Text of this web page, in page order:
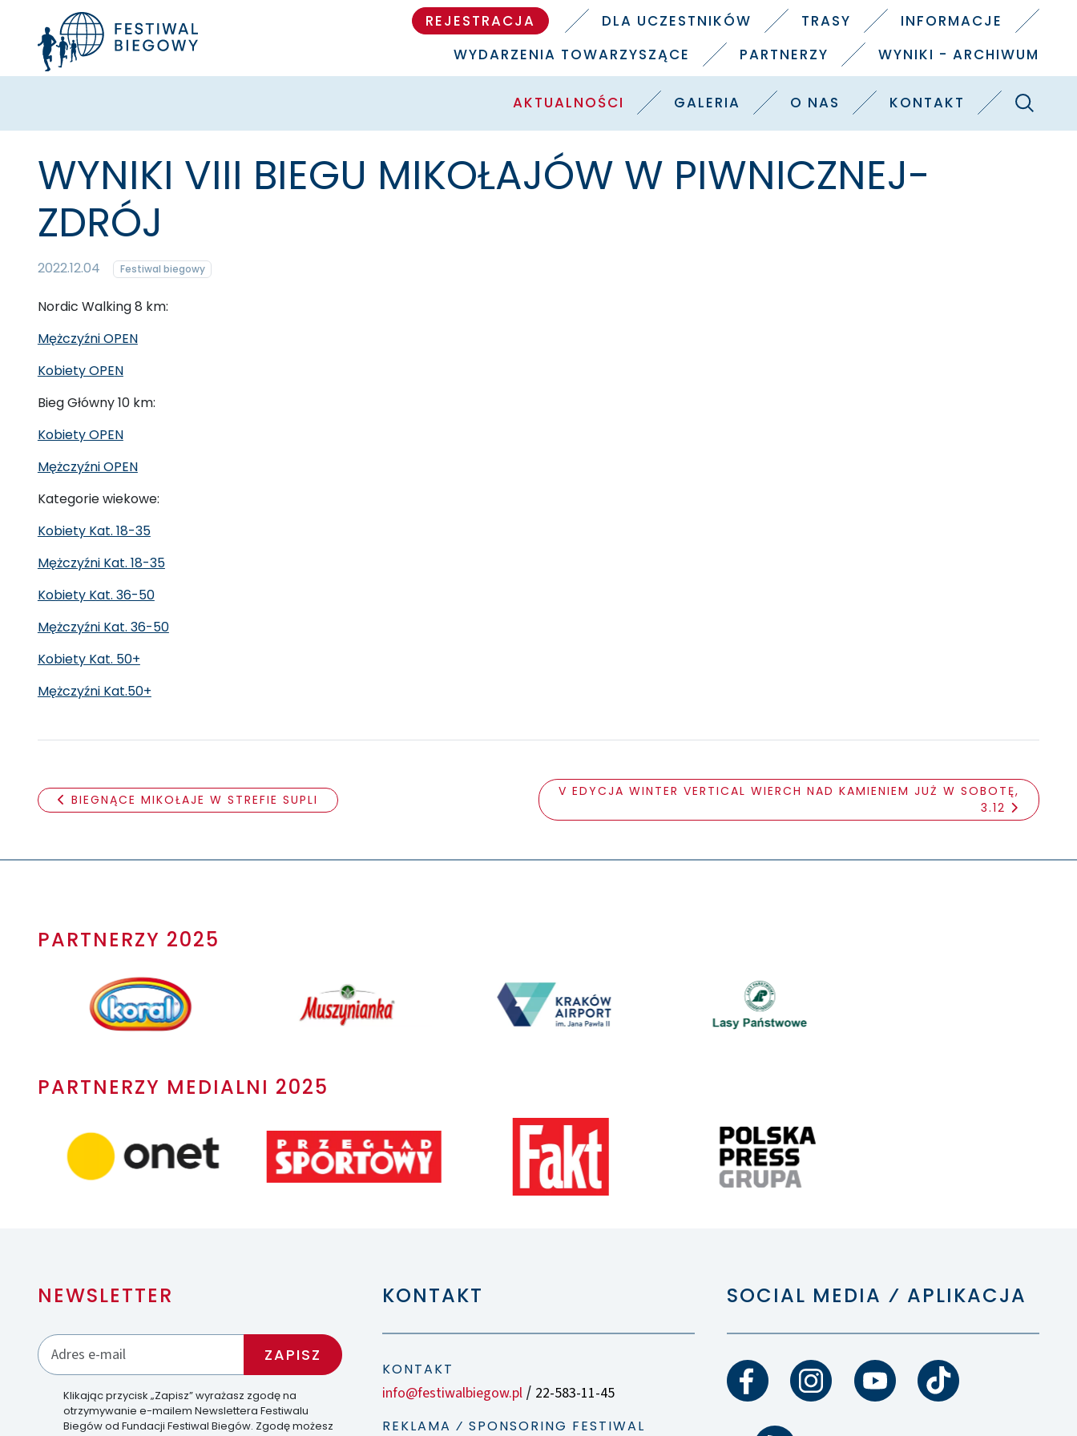
REJESTRACJA DLA UCZESTNIKÓW TRASY
INFORMACJE
WYDARZENIA TOWARZYSZĄCE
PARTNERZY WYNIKI - ARCHIWUM
AKTUALNOŚCI GALERIA O NAS KONTAKT Szukaj
WYNIKI VIII BIEGU MIKOŁAJÓW W PIWNICZNEJ-
ZDRÓJ
2022.12.04 Festiwal biegowy
Nordic Walking 8 km:
Mężczyźni OPEN
Kobiety OPEN
Bieg Główny 10 km:
Kobiety OPEN
Mężczyźni OPEN
Kategorie wiekowe:
Kobiety Kat. 18-35
Mężczyźni Kat. 18-35
Kobiety Kat. 36-50
Mężczyźni Kat. 36-50
Kobiety Kat. 50+
Mężczyźni Kat.50+
BIEGNĄCE MIKOŁAJE W STREFIE SUPLI
V EDYCJA WINTER VERTICAL WIERCH NAD KAMIENIEM JUŻ W SOBOTĘ,
3.12
PARTNERZY 2025
PARTNERZY MEDIALNI 2025
NEWSLETTER
Klikając przycisk „Zapisz” wyrażasz zgodę na
otrzymywanie e-mailem Newslettera Festiwalu
Biegów od Fundacji Festiwal Biegów. Zgodę możesz
KONTAKT
KONTAKT
info@festiwalbiegow.pl/ 22-583-11-45
REKLAMA ⁄ SPONSORING FESTIWAL
SOCIAL MEDIA ⁄ APLIKACJA